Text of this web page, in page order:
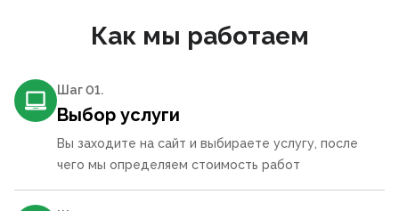
Как мы работаем
Шаг 01.
Выбор услуги
Вы заходите на сайт и выбираете услугу, после
чего мы определяем стоимость работ